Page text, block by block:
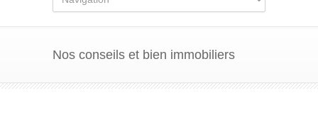
Nos conseils et bien immobiliers